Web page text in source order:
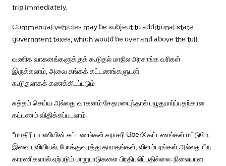
trip immediately.
Commercial vehicles may be subject to additional state
government taxes, which would be over and above the toll.
வணிக வாகனங்களுக்குக் கூடுதல் மாநில அரசாங்க வரிகள்
இருக்கலாம், அவை சுங்கக் கட்டணங்களுடன்
கூடுதலாகக் கணக்கிடப்படும்.
சுத்தம் செய்ய அல்லது வாகனம் சேதமடைந்தால் பழுதுபார்ப்பதற்கான
கட்டணம் விதிக்கப்படலாம்.
*மாதிரி பயணியின் கட்டணங்கள் சராசரி UberX கட்டணங்கள் மட்டுமே;
இவை புவியியல், போக்குவரத்து தாமதங்கள், விளம்பரங்கள் அல்லது பிற
காரணிகளால் ஏற்படும் மாறுபாடுகளை பிரதிபலிப்பதில்லை. நிலையான